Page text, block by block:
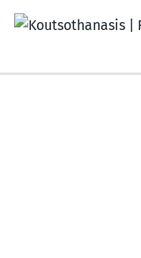
Μετάβαση